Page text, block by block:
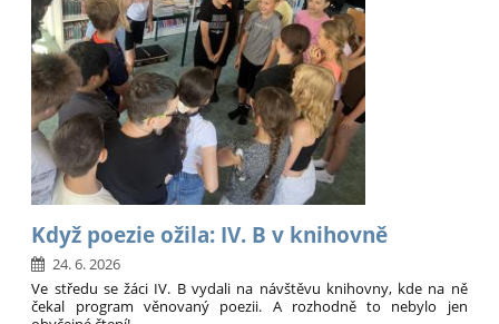
Když poezie ožila: IV. B v knihovně
24. 6. 2026
Ve středu se žáci IV. B vydali na návštěvu knihovny, kde na ně
čekal program věnovaný poezii. A rozhodně to nebylo jen